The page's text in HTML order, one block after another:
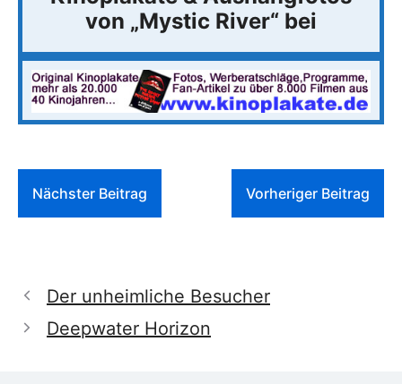
von „Mystic River“ bei
Nächster Beitrag Vorheriger Beitrag
Der unheimliche Besucher
Deepwater Horizon